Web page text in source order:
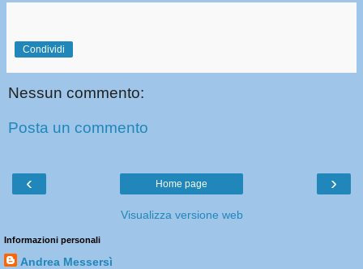
Condividi
Nessun commento:
Posta un commento
‹ ›
Home page
Visualizza versione web
Informazioni personali
Andrea Messersì